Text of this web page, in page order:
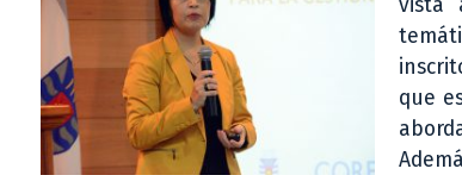
vista
que